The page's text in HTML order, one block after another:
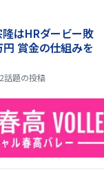
隆はHRダービー敗
賞金の仕組みを
話題の投稿